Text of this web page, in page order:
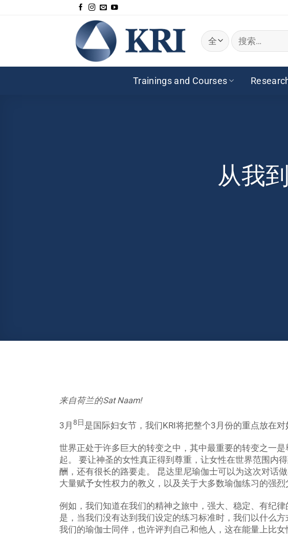
搜
索：
Trainings and Courses
从我
来自荷兰的Sat Naam!
3月8日是国际妇女节，我们KRI将把整个3月份的重点放在对
世界正处于许多巨大的转变之中，其中最重要的转变之一
起。 要让神圣的女性真正得到尊重，让女性在世界范围内
酬，还有很长的路要走。 昆达里尼瑜伽士可以为这次对话
大量赋予女性权力的教义，以及关于大多数瑜伽练习的强烈
例如，我们知道在我们的精神之旅中，强大、稳定、有纪
是，当我们没有达到我们设定的练习标准时，我们以什么
我们的瑜伽士同伴，也许评判自己和他人，这在能量上比